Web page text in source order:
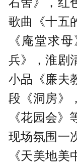
歌曲《十五
《庵堂求
兵》，淮剧
小品《廉夫
段《洞房》
《花园会
现场氛围一
《天美地美